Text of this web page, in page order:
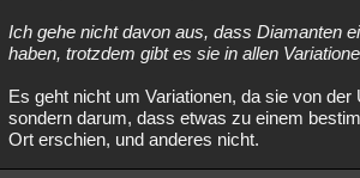
Ich gehe nicht davon aus, dass Diamanten
haben, trotzdem gibt es sie in allen
Es geht nicht um Variationen, da sie von der
sondern darum, dass etwas zu einem
Ort erschien, und anderes nicht.